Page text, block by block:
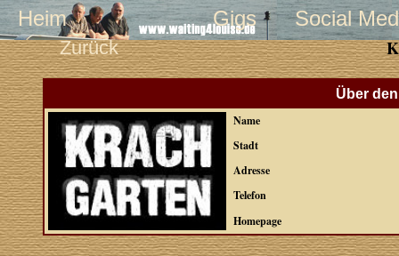
Heim Gigs Social
Zurück
Über
Name
Stadt
Adresse
Telefon
Homepage